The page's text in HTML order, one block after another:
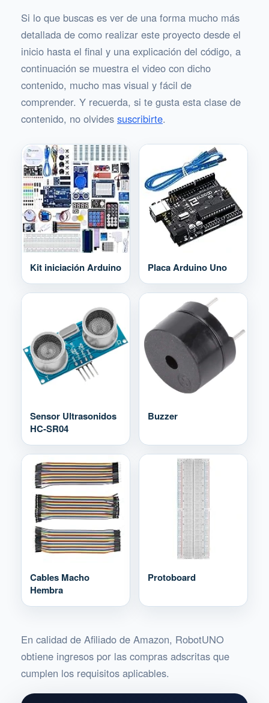
Si lo que buscas es ver de una forma mucho más
detallada de como realizar este proyecto desde el
inicio hasta el final y una explicación del código, a
continuación se muestra el video con dicho
contenido, mucho mas visual y fácil de
comprender. Y recuerda, si te gusta esta clase de
contenido, no olvides suscribirte.
Kit iniciación Arduino Placa Arduino Uno
Sensor Ultrasonidos
HC-SR04
Buzzer
Cables Macho
Hembra
Protoboard
En calidad de Afiliado de Amazon, RobotUNO
obtiene ingresos por las compras adscritas que
cumplen los requisitos aplicables.